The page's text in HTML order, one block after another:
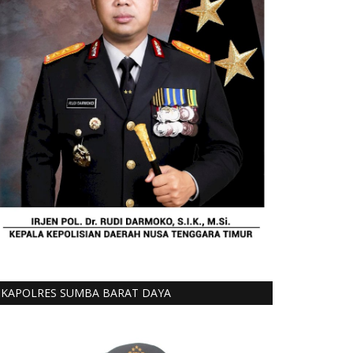
KAPOLRES SUMBA BARAT DAYA